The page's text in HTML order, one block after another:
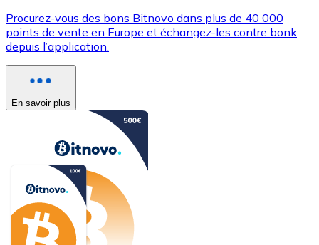
Procurez-vous des bons Bitnovo dans plus de 40 000
points de vente en Europe et échangez-les contre bonk
depuis l’application.
En savoir plus